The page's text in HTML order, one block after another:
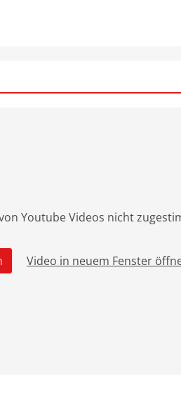
Youtube Videos nicht
Video in neuem Fenster